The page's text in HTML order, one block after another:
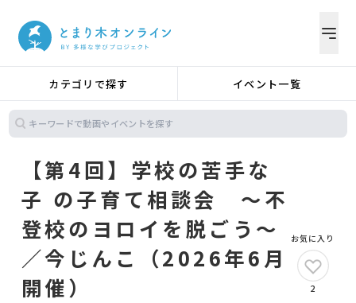
カテゴリで探す イベント一覧
【第4回】学校の苦手な
子 の子育て相談会 〜不
登校のヨロイを脱ごう〜
／今じんこ（2026年6月
開催）
お気に入り
2